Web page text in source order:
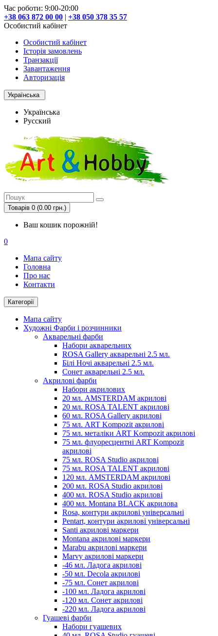
Час роботи: 9:00-20:00
+38 063 872 00 00 | +38 050 378 35 57
Особистий кабінет
Особистий кабінет
Історія замовлень
Транзакції
Завантаження
Авторизація
Українська
Українська
Русский
Товарів 0 (0.00 грн.)
Ваш кошик порожній!
0
Мапа сайту
Головна
Про нас
Контакти
Категорії
Мапа сайту
Художні Фарби і розчинники
Акварельні фарби
Набори акварельних
ROSA Gallery акварельні 2.5 мл.
Білі Ночі акварельні 2.5 мл.
Сонет акварельні 2.5 мл.
Акрилові фарби
Набори акрилових
20 мл. AMSTERDAM акрилові
20 мл. ROSA TALENT акрилові
60 мл. ROSA Gallery акрилові
75 мл. ART Kompozit акрилові
75 мл. металіки ART Kompozit акрилові
75 мл. флуоресцентні ART Kompozit
акрилові
75 мл. ROSA Studio акрилові
75 мл. ROSA TALENT акрилові
120 мл. AMSTERDAM акрилові
200 мл. ROSA Studio акрилові
400 мл. ROSA Studio акрилові
400 мл. Montana BLACK акрилова
Rosa, контури акрилові універсальні
Pentart, контури акрилові універсальні
Santi акрилові маркери
Montana акрилові маркери
Marabu акрилові маркери
Marvy акрилові маркери
-46 мл. Ладога акрилові
-50 мл. Decola акрилові
-75 мл. Сонет акрилові
-100 мл. Ладога акрилові
-120 мл. Сонет акрилові
-220 мл. Ладога акрилові
Гуашеві фарби
Набори гуашевих